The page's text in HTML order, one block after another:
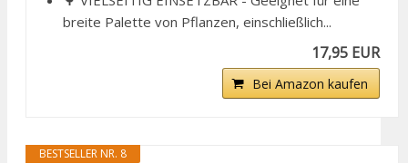
breite Palette von Pflanzen, einschließlich...
17,95 EUR
Bei Amazon kaufen
BESTSELLER NR. 8